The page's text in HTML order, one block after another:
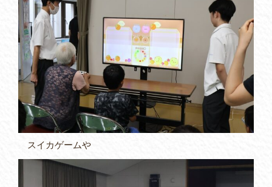
スイカゲームや